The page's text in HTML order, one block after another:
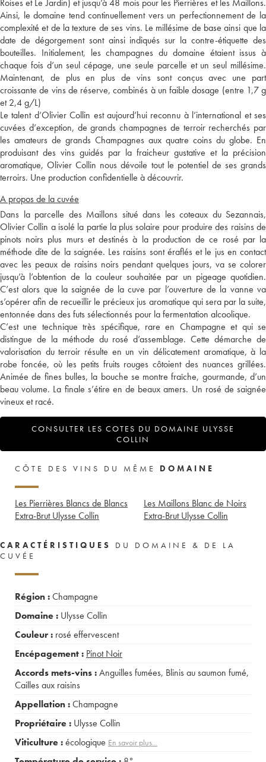
Roises et Le Jardin) et jusqu’à 48 mois pour les Pierrières et les Maillons.
Ainsi, le domaine tend continuellement vers un perfectionnement de la
complexité et de la texture de ses vins. Le millésime de base ainsi que la
date de dégorgement sont ainsi indiqués sur la contre-étiquette des
bouteilles. Initialement, les champagnes du domaine étaient issus à
chaque fois d’un seul cépage, une seule parcelle et un seul millésime.
Maintenant, de plus en plus de vins sont conçus avec une part
croissante de vins de réserve, combinés à un faible dosage (entre 1,7 g
et 2,4 g/L)
Le talent d’Olivier Collin est aujourd’hui reconnu à l’international et ses
cuvées d’exception, de grands champagnes de terroir recherchés par
les amateurs de grands Champagnes aux quatre coins du globe. En
produisant des vins guidés par la fraicheur gustative et la précision
aromatique, Olivier Collin nous dévoile tout le potentiel de ses grands
terroirs. Une production confidentielle à découvrir.
A propos de la cuvée
Dans la parcelle des Maillons situé dans les coteaux du Sezannais,
Olivier Collin a isolé la partie la plus solaire pour produire des raisins de
pinots noirs plus murs et destinés à la production de ce rosé par la
méthode dite de la saignée. Les raisins sont éraflés et le jus en contact
avec les peaux de raisins noirs pendant quelques jours, va se colorer
jusqu’à l’obtention de la couleur souhaitée par un pigeage quotidien.
C’est alors que la saignée de la cuve par l’ouverture de la vanne va
s’opérer afin de recueillir le précieux jus aromatique qui sera par la suite,
entonnée dans des futs sélectionnés pour la fermentation alcoolique.
C’est une technique très spécifique, rare en Champagne et qui se
distingue de la méthode du rosé d’assemblage. Cette démarche de
valorisation du terroir résulte en un vin délicatement aromatique, à la
robe foncée, où les petits fruits rouges côtoient des nuances grillées.
Animée de fines bulles, la bouche se montre fraîche, gourmande, d’un
beau volume. La finale s’étire en de beaux amers. Un rosé de saignée
vineux et racé.
CONSULTER LES COTES DU DOMAINE ULYSSE
COLLIN
CÔTE DES VINS DU MÊME DOMAINE
Les Pierrières Blancs de Blancs
Extra-Brut Ulysse Collin
Les Maillons Blanc de Noirs
Extra-Brut Ulysse Collin
CARACTÉRISTIQUES
DU DOMAINE & DE LA
CUVÉE
Région :Champagne
Domaine : Ulysse Collin
Couleur : rosé effervescent
Encépagement : Pinot Noir
Accords mets-vins :Anguilles fumées, Blinis au saumon fumé,
Cailles aux raisins
Appellation :Champagne
Propriétaire : Ulysse Collin
Viticulture :écologique En savoir plus...